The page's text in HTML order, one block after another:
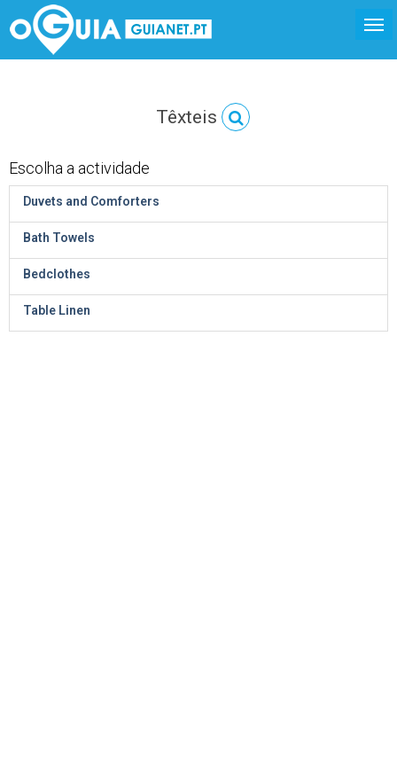
Têxteis
Escolha a actividade
Duvets and Comforters
Bath Towels
Bedclothes
Table Linen